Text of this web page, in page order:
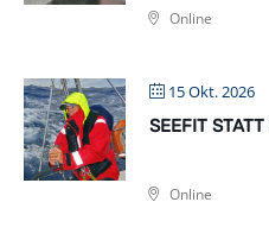
Online
15 Okt. 2026
SEEFIT
Online